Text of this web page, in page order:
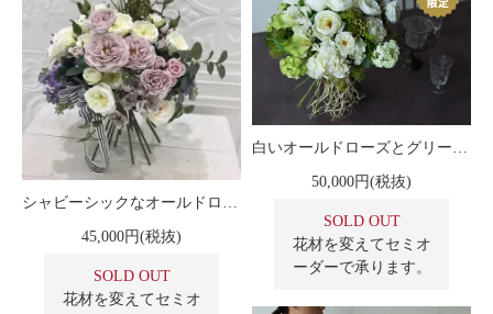
シャビーシックなオールドローズ スパイラルフラワーブーケ
45,000円(税抜)
SOLD OUT
花材を変えてセミオ
白いオールドローズとグリーンのスパイラルブーケ
50,000円(税抜)
SOLD OUT
花材を変えてセミオ
ーダーで承ります。